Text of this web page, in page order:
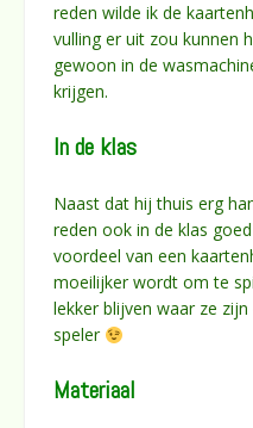
reden wilde ik de
vulling er uit zou kunnen
gewoon in de
krijgen.
In de klas
Naast dat hij thuis erg
reden ook in de klas
voordeel van een
moeilijker wordt om te
lekker blijven waar ze
speler
Materiaal